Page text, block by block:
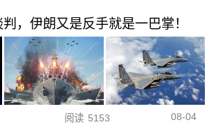
，伊朗又是反手就是一巴掌！
阅读 5153 08-04